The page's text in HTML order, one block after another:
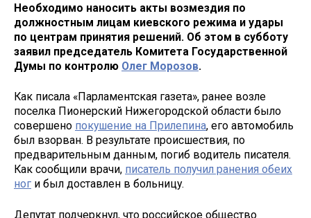
Необходимо наносить акты возмездия по
должностным лицам киевского режима и удары
по центрам принятия решений. Об этом в субботу
заявил председатель Комитета Государственной
Думы по контролю Олег Морозов.
Как писала «Парламентская газета», ранее возле
поселка Пионерский Нижегородской области было
совершено покушение на Прилепина, его автомобиль
был взорван. В результате происшествия, по
предварительным данным, погиб водитель писателя.
Как сообщили врачи, писатель получил ранения обеих
ног и был доставлен в больницу.
Депутат подчеркнул, что российское общество